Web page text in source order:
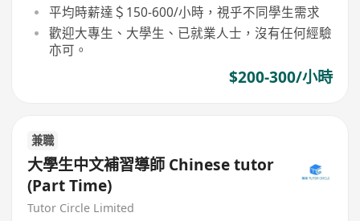
平均時薪達＄150-600/小時，視乎不同學生需求
歡迎大專生、大學生、已就業人士，沒有任何經驗
亦可。
$200-300/小時
兼職
大學生中文補習導師 Chinese tutor
(Part Time)
Tutor Circle Limited